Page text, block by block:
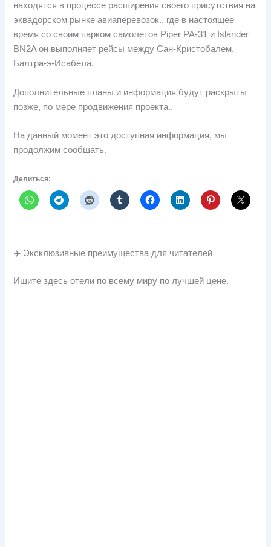
находятся в процессе расширения своего присутствия на
эквадорском рынке авиаперевозок., где в настоящее
время со своим парком самолетов Piper PA-31 и Islander
BN2A он выполняет рейсы между Сан-Кристобалем,
Балтра-э-Исабела.
Дополнительные планы и информация будут раскрыты
позже, по мере продвижения проекта..
На данный момент это доступная информация, мы
продолжим сообщать.
Делиться:
✈️ Эксклюзивные преимущества для читателей
Ищите здесь отели по всему миру по лучшей цене.